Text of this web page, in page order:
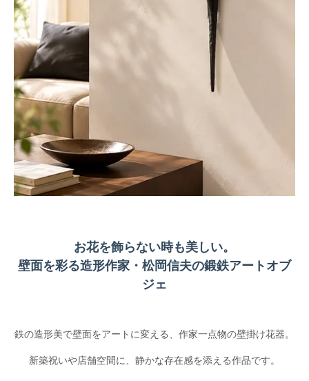
お花を飾らない時も美しい。
壁面を彩る造形作家・松岡信夫の鍛鉄アートオブ
ジェ
鉄の造形美で壁面をアートに変える、作家一点物の壁掛け花器。
新築祝いや店舗空間に、静かな存在感を添える作品です。